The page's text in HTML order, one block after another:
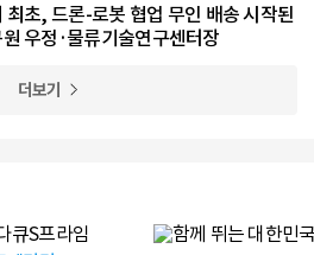
초, 드론-로봇 협업 무인 배송 시작된
우정·물류기술연구센터장
더보기